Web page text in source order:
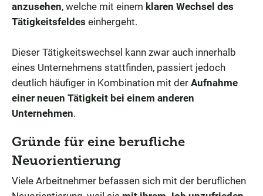
anzusehen, welche mit einem klaren Wechsel des
Tätigkeitsfeldes einhergeht.
Dieser Tätigkeitswechsel kann zwar auch innerhalb
eines Unternehmens stattfinden, passiert jedoch
deutlich häufiger in Kombination mit der Aufnahme
einer neuen Tätigkeit bei einem anderen
Unternehmen.
Gründe für eine berufliche
Neuorientierung
Viele Arbeitnehmer befassen sich mit der beruflichen